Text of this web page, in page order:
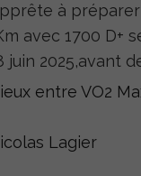
à préparer
avec 1700 D+
2025,avant
entre VO2
Lagier